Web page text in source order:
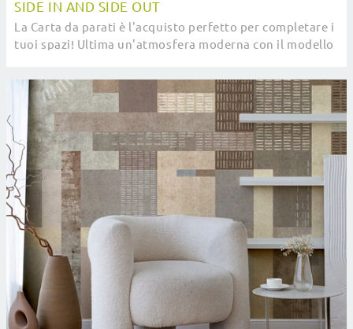
SIDE IN AND SIDE OUT
La Carta da parati è l'acquisto perfetto per completare i
tuoi spazi! Ultima un'atmosfera moderna con il modello